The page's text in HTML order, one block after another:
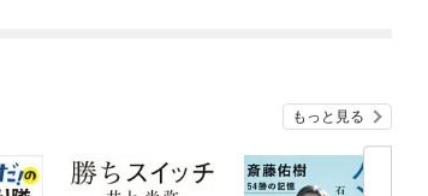
もっと見る